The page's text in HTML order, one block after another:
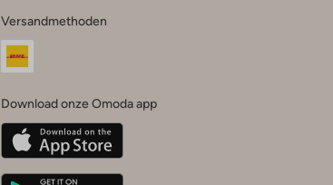
Versandmethoden
Download onze Omoda app